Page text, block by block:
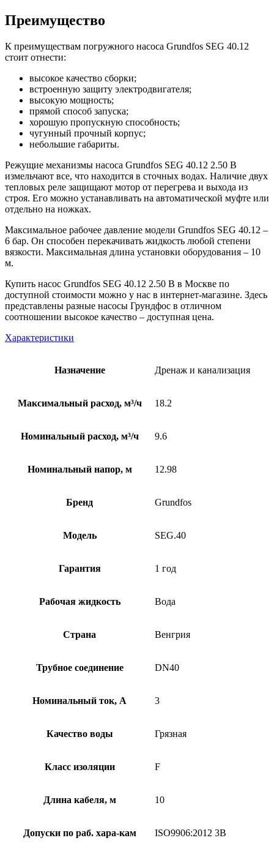
Преимущество
К преимуществам погружного насоса Grundfos SEG 40.12
стоит отнести:
высокое качество сборки;
встроенную защиту электродвигателя;
высокую мощность;
прямой способ запуска;
хорошую пропускную способность;
чугунный прочный корпус;
небольшие габариты.
Режущие механизмы насоса Grundfos SEG 40.12 2.50 B
измельчают все, что находится в сточных водах. Наличие двух
тепловых реле защищают мотор от перегрева и выхода из
строя. Его можно устанавливать на автоматической муфте или
отдельно на ножках.
Максимальное рабочее давление модели Grundfos SEG 40.12 –
6 бар. Он способен перекачивать жидкость любой степени
вязкости. Максимальная длина установки оборудования – 10
м.
Купить насос Grundfos SEG 40.12 2.50 B в Москве по
доступной стоимости можно у нас в интернет-магазине. Здесь
представлены разные насосы Грундфос в отличном
соотношении высокое качество – доступная цена.
Характеристики
Назначение Дренаж и канализация
Максимальный расход, м³/ч 18.2
Номинальный расход, м³/ч 9.6
Номинальный напор, м 12.98
Бренд Grundfos
Модель SEG.40
Гарантия 1 год
Рабочая жидкость Вода
Страна Венгрия
Трубное соединение DN40
Номинальный ток, А 3
Качество воды Грязная
Класс изоляции F
Длина кабеля, м 10
Допуски по раб. хара-кам ISO9906:2012 3B